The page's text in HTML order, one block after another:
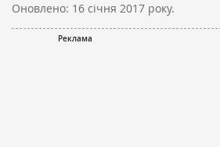
Оновлено: 16 січня 2017 року.